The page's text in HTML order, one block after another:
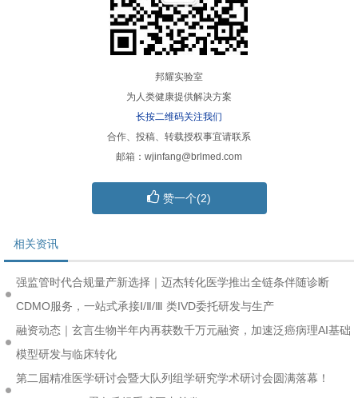
邦耀实验室
为人类健康提供解决方案
长按二维码关注我们
合作、投稿、转载授权事宜请联系
邮箱：wjinfang@brlmed.com
赞一个(2)
相关资讯
强监管时代合规量产新选择｜迈杰转化医学推出全链条伴随诊断
CDMO服务，一站式承接Ⅰ/Ⅱ/Ⅲ 类IVD委托研发与生产
融资动态｜玄言生物半年内再获数千万元融资，加速泛癌病理AI基础
模型研发与临床转化
第二届精准医学研讨会暨大队列组学研究学术研讨会圆满落幕！